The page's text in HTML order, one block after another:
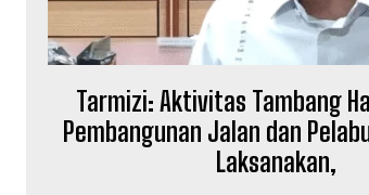
Tarmizi: Aktivitas Tambang
Pembangunan Jalan dan
Laksanakan,